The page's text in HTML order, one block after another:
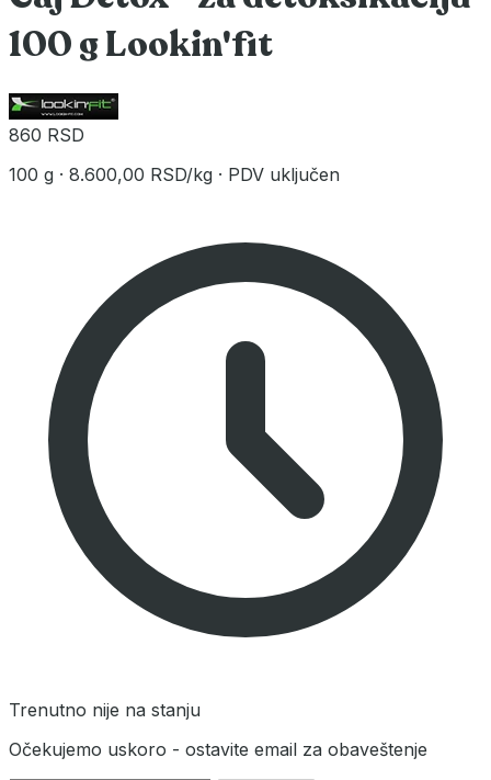
100 g Lookin'fit
860 RSD
100 g · 8.600,00 RSD/kg · PDV uključen
Trenutno nije na stanju
Očekujemo uskoro - ostavite email za obaveštenje